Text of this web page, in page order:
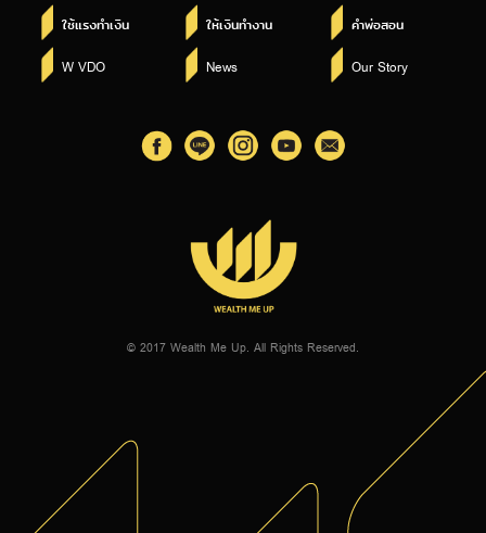
ใช้แรงทำเงิน ให้เงินทำงาน คำพ่อสอน
W VDO News Our Story
© 2017 Wealth Me Up. All Rights Reserved.